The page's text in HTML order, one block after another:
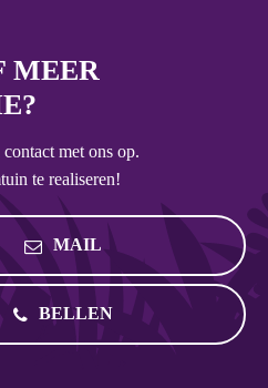
MEER
met ons op.
te realiseren!
MAIL
BELLEN